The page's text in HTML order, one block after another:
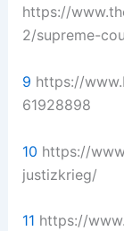
https://
2/supreme-
9 https://
61928898
10 https://
justizkrieg/
11 https://